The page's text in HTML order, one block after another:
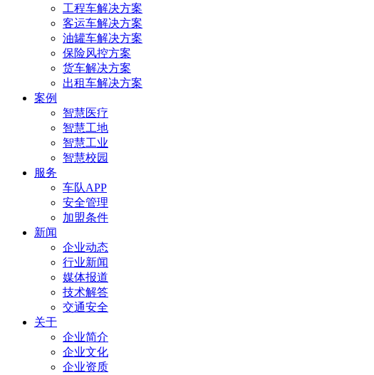
工程车解决方案
客运车解决方案
油罐车解决方案
保险风控方案
货车解决方案
出租车解决方案
案例
智慧医疗
智慧工地
智慧工业
智慧校园
服务
车队APP
安全管理
加盟条件
新闻
企业动态
行业新闻
媒体报道
技术解答
交通安全
关于
企业简介
企业文化
企业资质